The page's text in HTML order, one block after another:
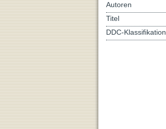
Autoren
Titel
DDC-Klassifikation